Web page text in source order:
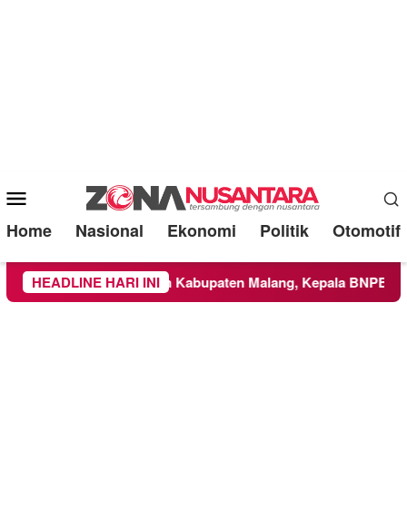
Mobile
Menu
Home Nasional Ekonomi Politik Otomotif
HEADLINE HARI INI
Meluas ke Wilayah Kabupaten Malang, Kepala BNPB Tinjau